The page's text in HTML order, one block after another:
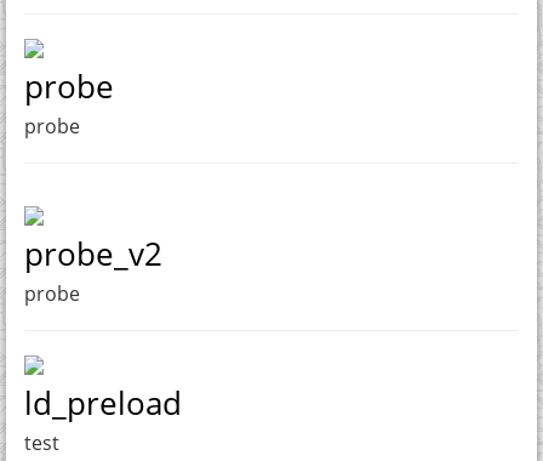
probe
probe
probe_v2
probe
ld_preload
test